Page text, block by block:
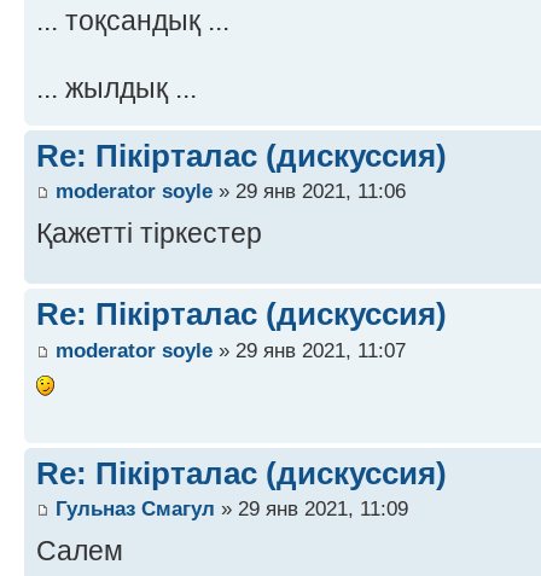
... тоқсандық ...
... жылдық ...
Re: Пікірталас (дискуссия)
moderator soyle » 29 янв 2021, 11:06
Қажетті тіркестер
Re: Пікірталас (дискуссия)
moderator soyle » 29 янв 2021, 11:07
Re: Пікірталас (дискуссия)
Гульназ Смагул » 29 янв 2021, 11:09
Салем